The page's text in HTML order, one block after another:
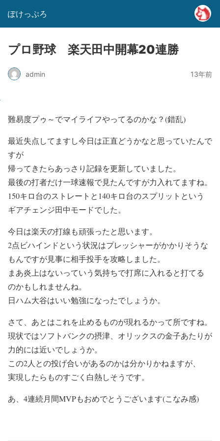
ぽけっぷろ
プロ野球 楽天田中開幕20連勝
admin 13年前
難易度プゥ～でマイライフやってるのかな？(錯乱)
最近失点してますし今日は正直どうかなと思っていたんで
すが
帰ってきたらあっさり記録を更新していました。
最後の打者だけ一球速報で見たんですが力入れてますね。
150キロ台のストレートと140キロ台のスプリットという
ギアチェンジ田中モードでした。
今日は楽天の打線も頑張ったと思います。
2点ビハインドという状況はプレッシャーがかかりそうな
もんですが見事に相手投手を攻略しました。
まあ炎上はないっていう気持ちで打席に入れると打てる
のかもしれませんね。
日ハム大谷はいい勉強になったでしょうか。
さて、あとはこれを止めるものが現れるかって所ですね。
現状ではソフトバンクの摂津、オリックスの金子あたりが
力的には近いでしょうか。
この2人との投げ合いがあるのかは分かりかねますが、
実現したらものすごく白熱しそうです。
あ、4連続月間MVPもおめでとうございます(こなみ感)